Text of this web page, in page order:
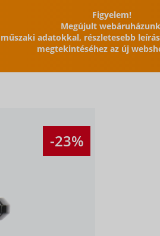
Figyelem!
Megújult
adatokkal, részletesebb
megtekintéséhez az új
-23%